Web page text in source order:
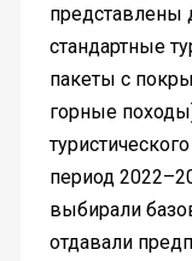
представлены
стандартные
пакеты с
горные
период
выбирали
отдавали